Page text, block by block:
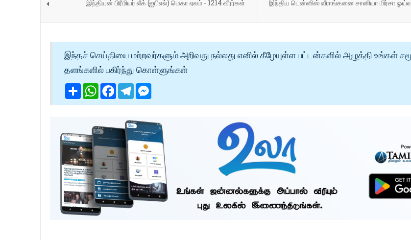
இந்தியன் பிரீமியர் லீக் (ஐபிஎல்) மெகா ஏலம் - 1214 வீரர்கள் இந்திய டென்னிஸ் வீராங்கனை சானியா மிர்சா
இந்தச் செய்தியை மற்றவர்களும் அறிவது நல்லது எனில் கீழேயுள்ள பட்டன்களில் அழுத்தி உங்கள்
தளங்களில் பகிர்ந்து கொள்ளுங்கள்
ShareWhatsApp
Facebook
Telegram